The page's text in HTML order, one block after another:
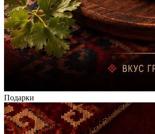
Подарки